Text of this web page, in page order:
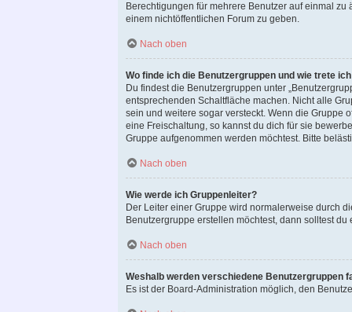
Berechtigungen für mehrere Benutzer auf einmal
einem nichtöffentlichen Forum zu geben.
Nach oben
Wo finde ich die Benutzergruppen und wie trete
Du findest die Benutzergruppen unter
entsprechenden Schaltfläche machen. Nicht alle
sein und weitere sogar versteckt. Wenn die Gruppe
eine Freischaltung, so kannst du dich für sie
Gruppe aufgenommen werden möchtest. Bitte
Nach oben
Wie werde ich Gruppenleiter?
Der Leiter einer Gruppe wird normalerweise durch
Benutzergruppe erstellen möchtest, dann solltest
Nach oben
Weshalb werden verschiedene Benutzergruppen
Es ist der Board-Administration möglich, den